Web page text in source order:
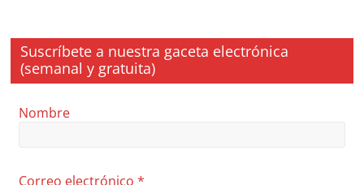
Suscríbete a nuestra gaceta electrónica
(semanal y gratuita)
Nombre
Correo electrónico*